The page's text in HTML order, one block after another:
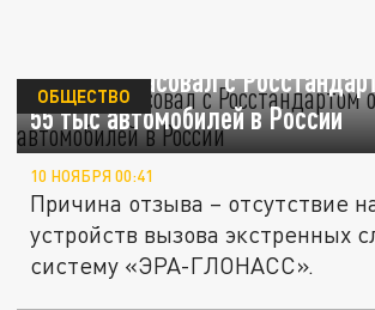
Haval согласовал с
55 тыс автомобилей в России
ОБЩЕСТВО
10 НОЯБРЯ 00:41
Причина отзыва – отсутствие
устройств вызова экстренных
систему «ЭРА-ГЛОНАСС».